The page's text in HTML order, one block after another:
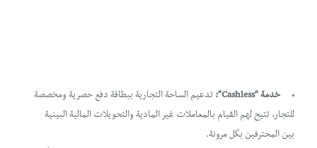
خدمة “Cashless”:
تدعيم الساحة التجارية ببطاقة دفع حصرية ومخصصة
للتجار، تتيح لهم القيام بالمعاملات غير المادية والتحويلات المالية البينية
بين المحترفين بكل مرونة.